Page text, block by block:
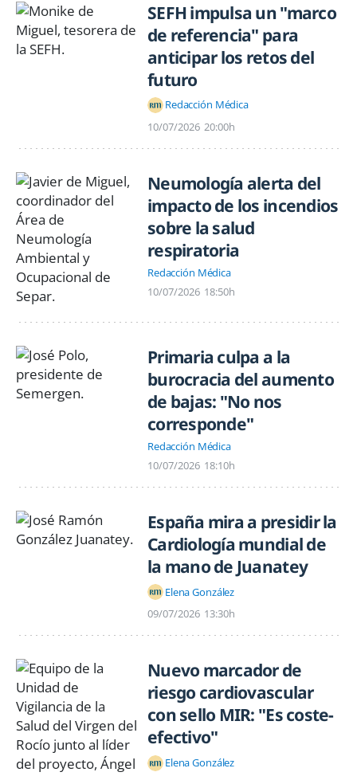
SEFH impulsa un "marco
de referencia" para
anticipar los retos del
futuro
Redacción Médica
10/07/2026 20:00h
Neumología alerta del
impacto de los incendios
sobre la salud
respiratoria
Redacción Médica
10/07/2026 18:50h
Primaria culpa a la
burocracia del aumento
de bajas: "No nos
corresponde"
Redacción Médica
10/07/2026 18:10h
España mira a presidir la
Cardiología mundial de
la mano de Juanatey
Elena González
09/07/2026 13:30h
Nuevo marcador de
riesgo cardiovascular
con sello MIR: "Es coste-
efectivo"
Elena González